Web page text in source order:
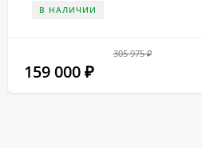
В НАЛИЧИИ
305 975₽
159 000 ₽